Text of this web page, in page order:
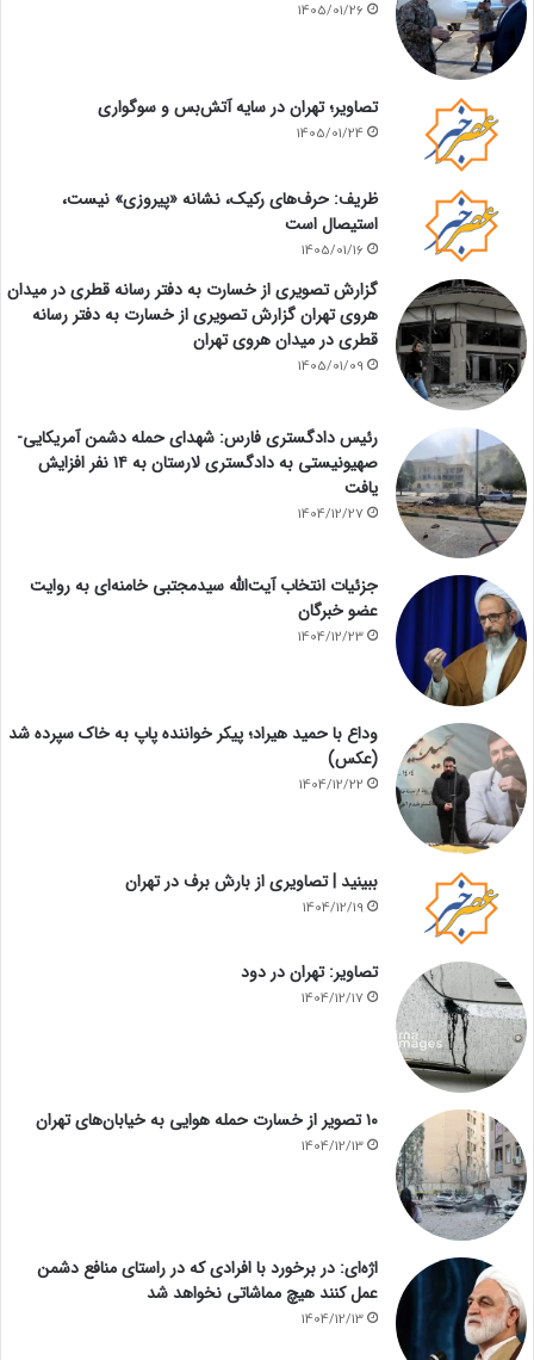
1405/01/26
تصاویر؛ تهران در سایه آتش‌بس و سوگواری
1405/01/24
ظریف: حرف‌های رکیک، نشانه «پیروزی» نیست،
استیصال است
1405/01/16
گزارش تصویری از خسارت به دفتر رسانه قطری در میدان
هروی تهران گزارش تصویری از خسارت به دفتر رسانه
قطری در میدان هروی تهران
1405/01/09
رئیس دادگستری فارس: شهدای حمله دشمن آمریکایی-
صهیونیستی به دادگستری لارستان به ۱۴ نفر افزایش
یافت
1404/12/27
جزئیات انتخاب آیت‌الله سیدمجتبی خامنه‌ای به روایت
عضو خبرگان
1404/12/23
وداع با حمید هیراد؛ پیکر خواننده پاپ به خاک سپرده شد
(عکس)
1404/12/22
ببینید | تصاویری از بارش برف در تهران
1404/12/19
تصاویر: تهران در دود
1404/12/17
۱۰ تصویر از خسارت حمله هوایی به خیابان‌های تهران
1404/12/13
اژه‌ای: در برخورد با افرادی که در راستای منافع دشمن
عمل کنند هیچ مماشاتی نخواهد شد
1404/12/13